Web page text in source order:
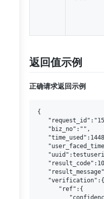
返回值示例
正确请求返回示例
{
   "biz_no":"",
   "verification":{
      "ref":{